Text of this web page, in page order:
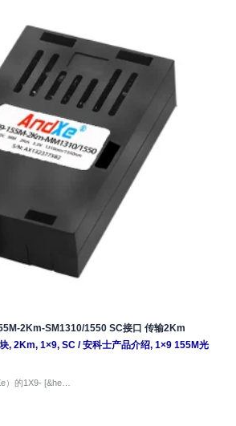
2Km-SM1310/1550 SC接口 传输2Km
, 2Km, 1×9, SC/安科士产品介绍, 1×9 155M光
）的1X9- [&he…